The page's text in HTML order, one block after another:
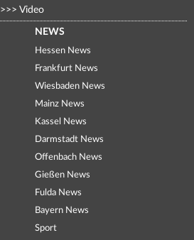
>>> Video
NEWS
Hessen News
Frankfurt News
Wiesbaden News
Mainz News
Kassel News
Darmstadt News
Offenbach News
Gießen News
Fulda News
Bayern News
Sport